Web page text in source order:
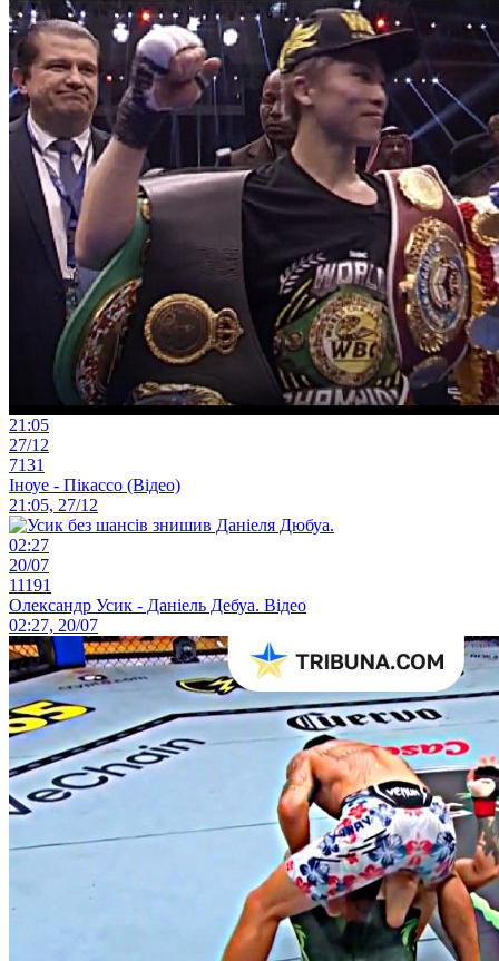
21:05
27/12
7131
Іноуе - Пікассо (Відео)
21:05, 27/12
02:27
20/07
11191
Олександр Усик - Даніель Дебуа. Відео
02:27, 20/07